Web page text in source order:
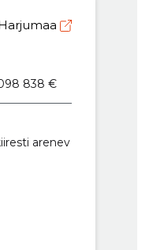
838 €
arenev